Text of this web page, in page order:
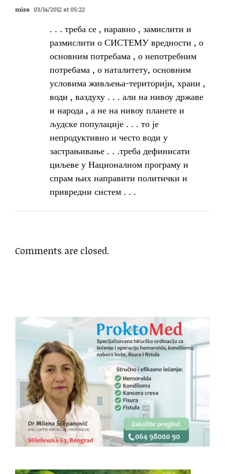
misa 03/14/2012 at 05:22
. . . треба се , наравно , замислити и
размислити о СИСТЕМУ вредности , о
основним потребама , о непотребним
потребама , о наталитету, основним
условима живљења-територији, храни ,
води , ваздуху . . . али на нивоу државе
и народа , а не на нивоу планете и
људске популације . . . то је
непродуктивно и често води у
застрањивање . . .треба дефинисати
циљеве у Националном програму и
спрам њих направити политички и
привредни систем . . .
Comments are closed.